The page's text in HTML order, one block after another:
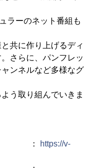
ラーのネット番組も
共に作り上げるディ
さらに、パンフレッ
ンネルなど多様なグ
う取り組んでいきま
https://v-